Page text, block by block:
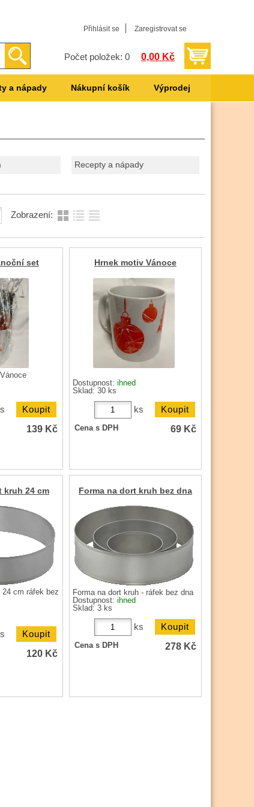
Přihlásit se Zaregistrovat se
Počet položek: 0 0,00 Kč
a nápady Nákupní košík Výprodej
Recepty a nápady
Zobrazení:
set
139 Kč
Hrnek motiv Vánoce
Dostupnost: ihned
Sklad: 30 ks
ks
Cena s DPH 69 Kč
kruh 24 cm
24 cm ráfek bez
120 Kč
Forma na dort kruh bez dna
Forma na dort kruh - ráfek bez dna
Dostupnost: ihned
Sklad: 3 ks
ks
Cena s DPH 278 Kč